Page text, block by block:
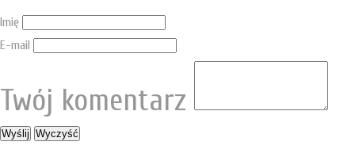
Imię
E-mail
Twój komentarz